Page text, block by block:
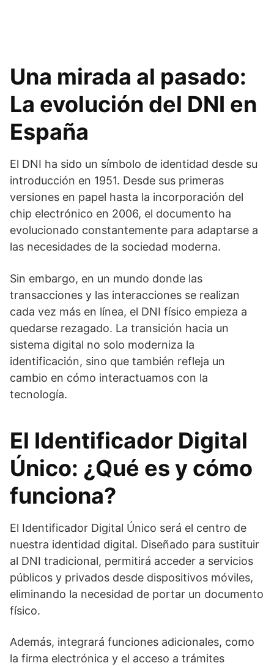
Una mirada al pasado:
La evolución del DNI en
España
El DNI ha sido un símbolo de identidad desde su
introducción en 1951. Desde sus primeras
versiones en papel hasta la incorporación del
chip electrónico en 2006, el documento ha
evolucionado constantemente para adaptarse a
las necesidades de la sociedad moderna.
Sin embargo, en un mundo donde las
transacciones y las interacciones se realizan
cada vez más en línea, el DNI físico empieza a
quedarse rezagado. La transición hacia un
sistema digital no solo moderniza la
identificación, sino que también refleja un
cambio en cómo interactuamos con la
tecnología.
El Identificador Digital
Único: ¿Qué es y cómo
funciona?
El Identificador Digital Único será el centro de
nuestra identidad digital. Diseñado para sustituir
al DNI tradicional, permitirá acceder a servicios
públicos y privados desde dispositivos móviles,
eliminando la necesidad de portar un documento
físico.
Además, integrará funciones adicionales, como
la firma electrónica y el acceso a trámites